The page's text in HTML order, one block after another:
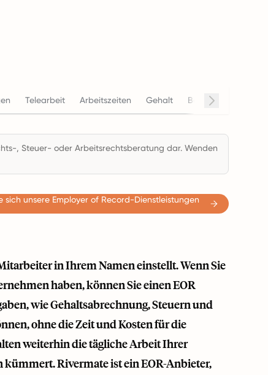
Telearbeit Arbeitszeiten Gehalt Beendigung
, Steuer- oder Arbeitsrechtsberatung dar. Wenden
sich unsere Employer of Record-Dienstleistungen
in Ihrem Namen einstellt. Wenn Sie
haben, können Sie einen EOR
wie Gehaltsabrechnung, Steuern und
ohne die Zeit und Kosten für die
weiterhin die tägliche Arbeit Ihrer
Rivermate ist ein EOR-Anbieter,